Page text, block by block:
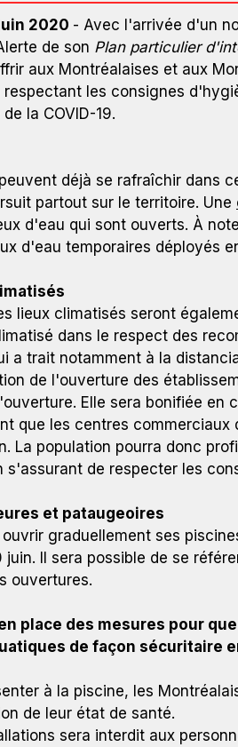
des mesures pour que la
en cette période de pandémie.
2020 - Avec l'arrivée d'un
de son Plan particulier
aux Montréalaises et aux
les consignes
la COVID-19.
déjà se rafraîchir dans
partout sur le territoire. Une
d'eau qui sont ouverts. À
d'eau temporaires déployés
lieux climatisés seront
dans le respect des
a trait notamment à la
de l'ouverture des
Elle sera bonifiée en
que les centres
La population pourra donc
s'assurant de respecter les
et pataugeoires
graduellement ses
juin. Il sera possible de se
ouvertures.
place des mesures pour
de façon sécuritaire
à la piscine, les
de leur état de santé.
sera interdit aux